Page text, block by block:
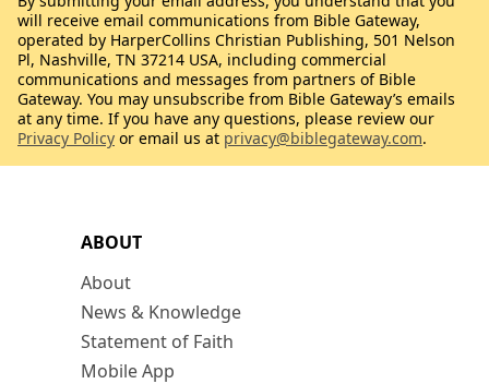
ABOUT
About
News & Knowledge
Statement of Faith
Mobile App
will receive email communications from Bible Gateway,
operated by HarperCollins Christian Publishing, 501 Nelson
Pl, Nashville, TN 37214 USA, including commercial
communications and messages from partners of Bible
Gateway. You may unsubscribe from Bible Gateway’s emails
at any time. If you have any questions, please review our
Privacy Policy or email us at privacy@biblegateway.com.